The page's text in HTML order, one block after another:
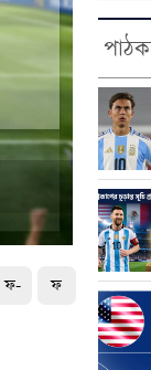
ফ- ফ